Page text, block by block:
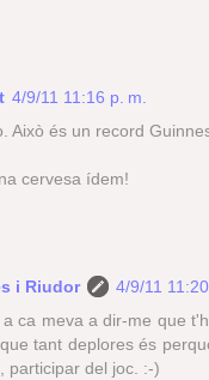
4/9/11 11:16 p. m.
Això és un record
cervesa ídem!
i Riudor
4/9/11 11:20
ca meva a dir-me que
tant deplores és
participar del joc. :-)